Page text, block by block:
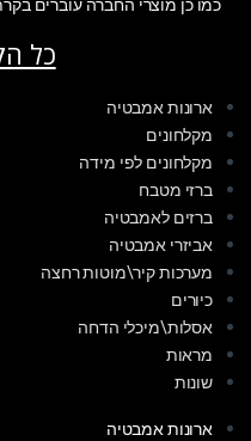
כמו כן מוצרי החברה עוברים
כל
ארונות אמבטיה
מקלחונים
מקלחונים לפי מידה
ברזי מטבח
ברזים לאמבטיה
אביזרי אמבטיה
מערכות קיר\מוטות רחצה
כיורים
אסלות\מיכלי הדחה
מראות
שונות
ארונות אמבטיה